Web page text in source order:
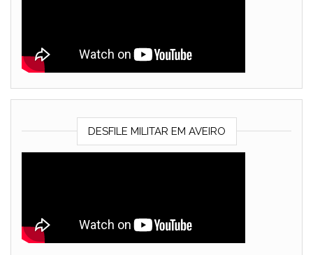
DESFILE MILITAR EM AVEIRO